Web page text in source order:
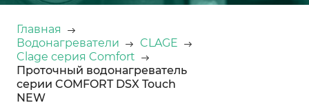
Главная
Водонагреватели
CLAGE
Clage серия Comfort
Проточный водонагреватель
серии COMFORT DSX Touch
NEW